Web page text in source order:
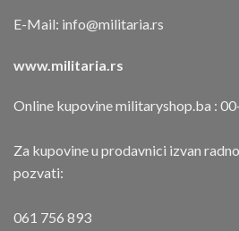
E-Mail: info@militaria.rs
www.militaria.rs
Online kupovine militaryshop.ba :
Za kupovine u prodavnici izvan
pozvati:
061 756 893